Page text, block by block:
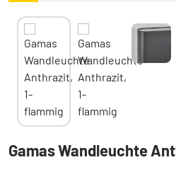
Gamas Wandleuchte